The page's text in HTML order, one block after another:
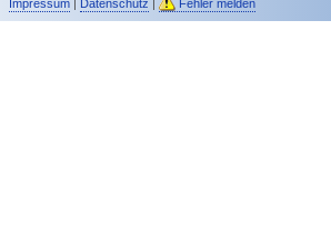
Impressum| Datenschutz | Fehler melden